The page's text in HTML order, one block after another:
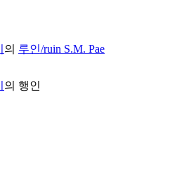
의 루인/ruin S.M. Pae
의 행인